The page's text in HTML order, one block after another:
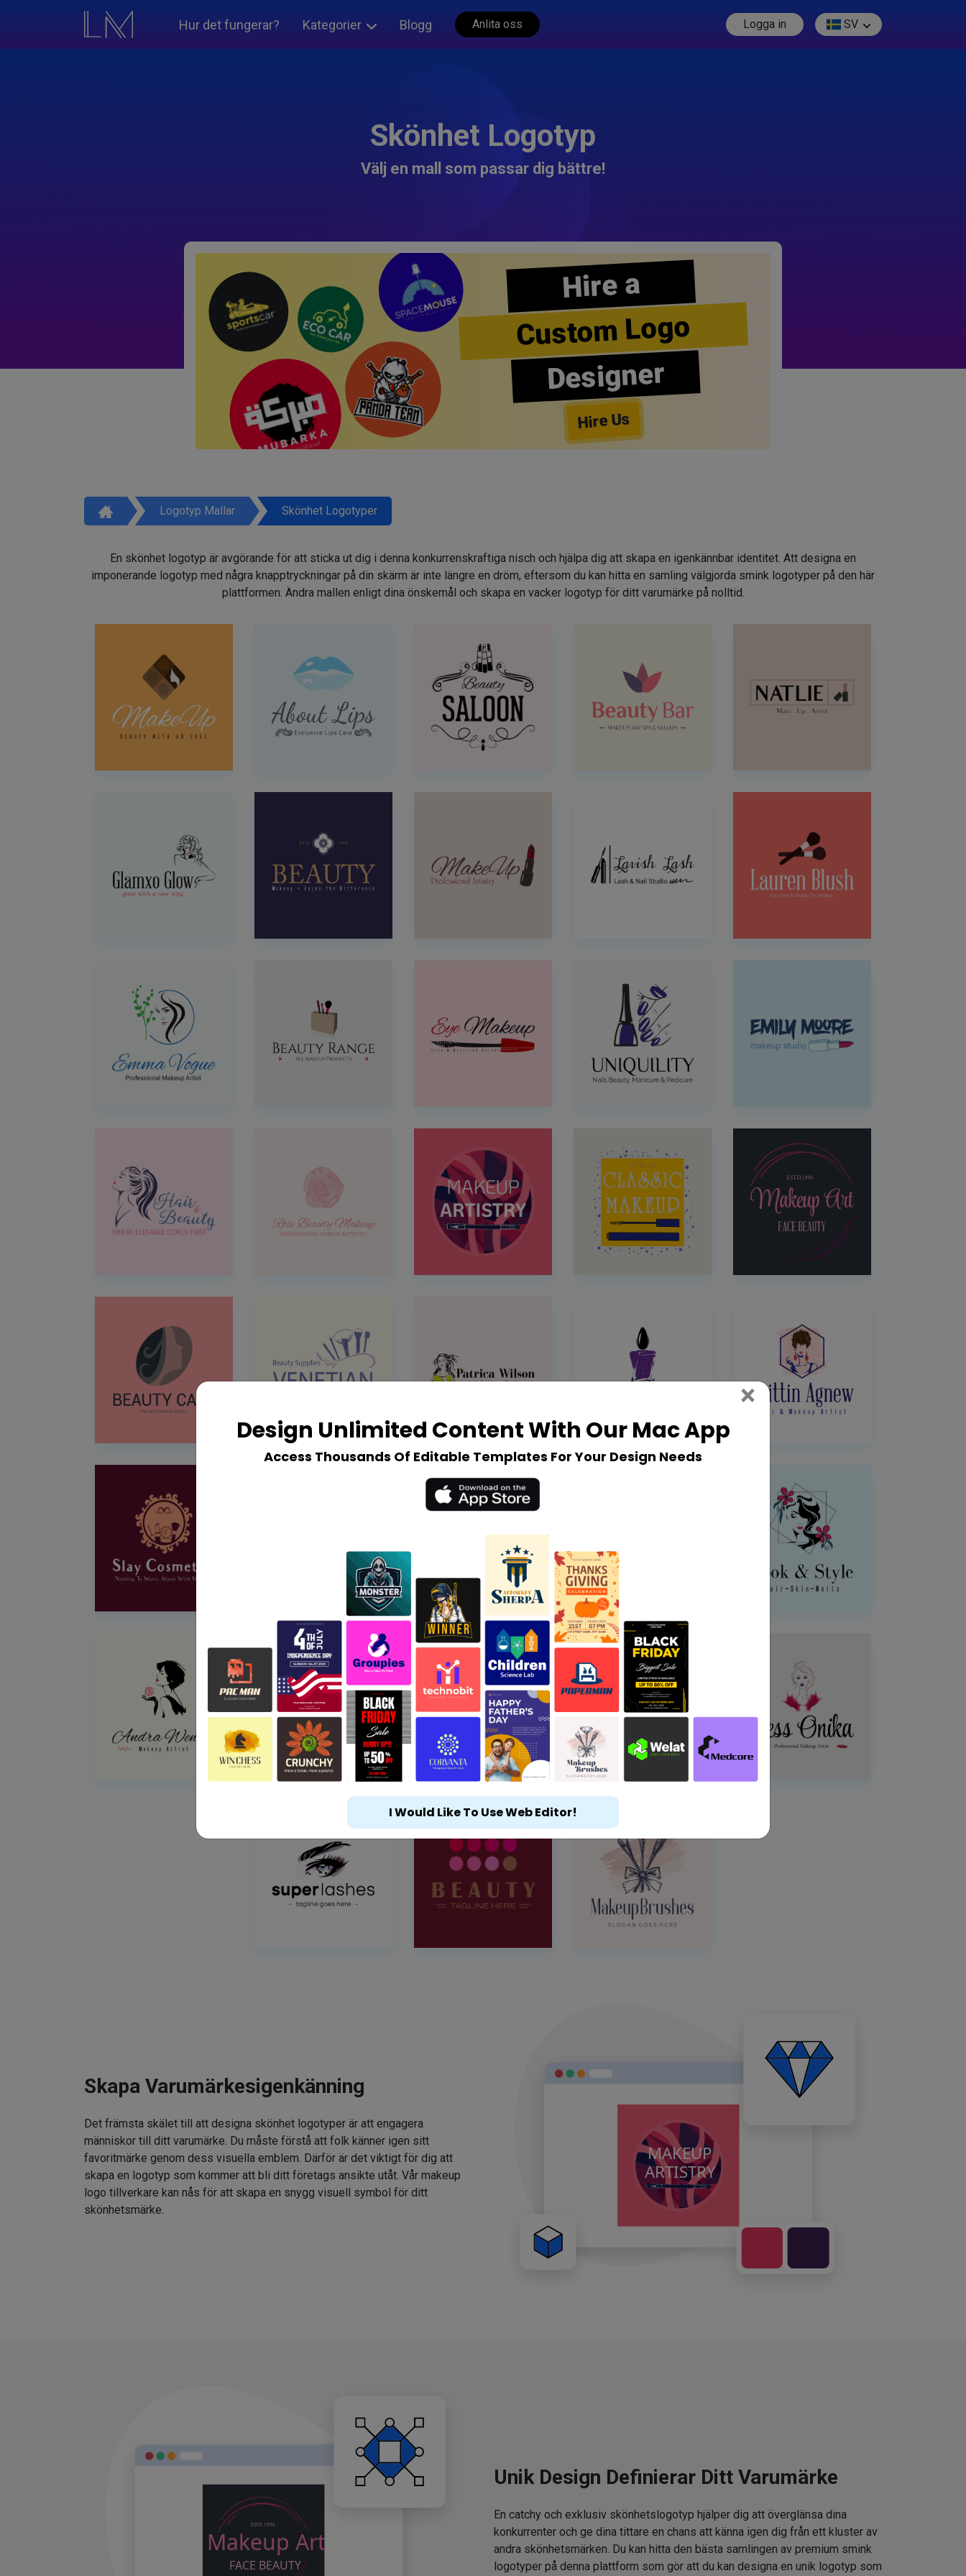
Hur det fungerar? Kategorier Blogg Anlita oss Logga in SV
Skönhet Logotyp
Välj en mall som passar dig bättre!
Hire a
Custom Logo
Designer
Hire Us
Logotyp Mallar Skönhet Logotyper
En skönhet logotyp är avgörande för att sticka ut dig i denna konkurrenskraftiga nisch och hjälpa dig att skapa en igenkännbar identitet. Att designa en
imponerande logotyp med några knapptryckningar på din skärm är inte längre en dröm, eftersom du kan hitta en samling välgjorda smink logotyper på den här
plattformen. Ändra mallen enligt dina önskemål och skapa en vacker logotyp för ditt varumärke på nolltid.
Skapa Varumärkesigenkänning
Det främsta skälet till att designa skönhet logotyper är att engagera
människor till ditt varumärke. Du måste förstå att folk känner igen sitt
favoritmärke genom dess visuella emblem. Därför är det viktigt för dig att
skapa en logotyp som kommer att bli ditt företags ansikte utåt. Vår makeup
logo tillverkare kan nås för att skapa en snygg visuell symbol för ditt
skönhetsmärke.
Unik Design Definierar Ditt Varumärke
En catchy och exklusiv skönhetslogotyp hjälper dig att överglänsa dina
konkurrenter och ge dina tittare en chans att känna igen dig från ett kluster av
andra skönhetsmärken. Du kan hitta den bästa samlingen av premium smink
logotyper på denna plattform som gör att du kan designa en unik logotyp som
Design Unlimited Content With Our Mac App
Access Thousands Of Editable Templates For Your Design Needs
× Close
I Would Like To Use Web Editor!